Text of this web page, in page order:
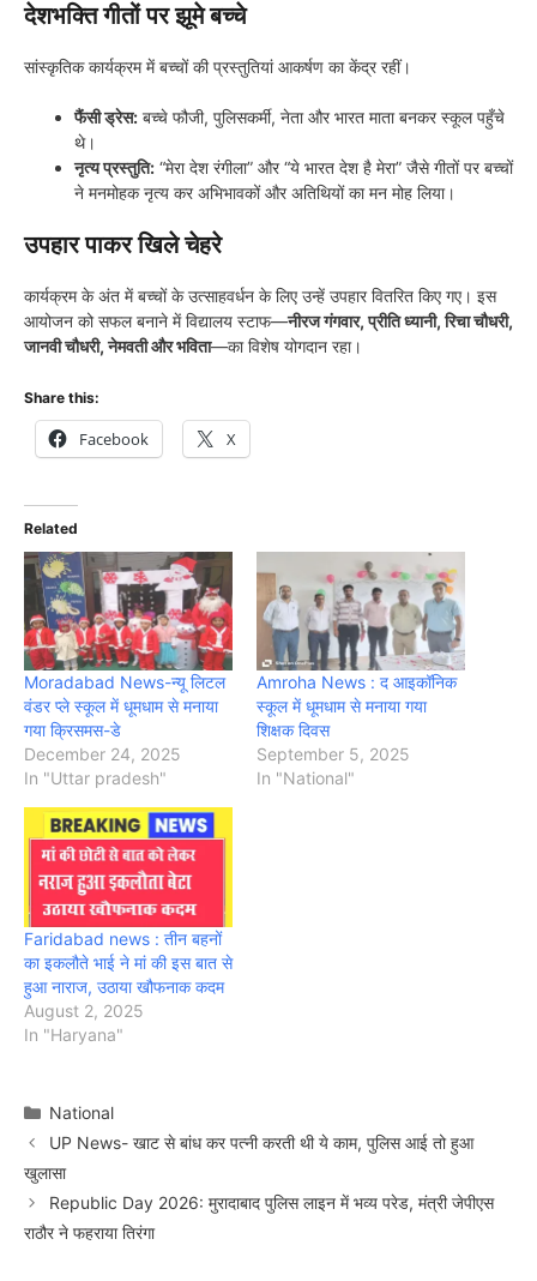
देशभक्ति गीतों पर झूमे बच्चे
​सांस्कृतिक कार्यक्रम में बच्चों की प्रस्तुतियां आकर्षण का केंद्र रहीं।
फैंसी ड्रेस: बच्चे फौजी, पुलिसकर्मी, नेता और भारत माता बनकर स्कूल पहुँचे
थे।
नृत्य प्रस्तुति: “मेरा देश रंगीला” और “ये भारत देश है मेरा” जैसे गीतों पर बच्चों
ने मनमोहक नृत्य कर अभिभावकों और अतिथियों का मन मोह लिया।
उपहार पाकर खिले चेहरे
​कार्यक्रम के अंत में बच्चों के उत्साहवर्धन के लिए उन्हें उपहार वितरित किए गए। इस
आयोजन को सफल बनाने में विद्यालय स्टाफ—नीरज गंगवार, प्रीति ध्यानी, रिचा चौधरी,
जानवी चौधरी, नेमवती और भविता—का विशेष योगदान रहा।
Share this:
Facebook X
Related
Moradabad News-न्यू लिटल
वंडर प्ले स्कूल में धूमधाम से मनाया
गया क्रिसमस-डे
December 24, 2025
In "Uttar pradesh"
Amroha News : द आइकॉनिक
स्कूल में धूमधाम से मनाया गया
शिक्षक दिवस
September 5, 2025
In "National"
Faridabad news : तीन बहनों
का इकलौते भाई ने मां की इस बात से
हुआ नाराज, उठाया खौफनाक कदम
August 2, 2025
In "Haryana"
Categories
National
UP News- खाट से बांध कर पत्नी करती थी ये काम, पुलिस आई तो हुआ
खुलासा
Republic Day 2026: मुरादाबाद पुलिस लाइन में भव्य परेड, मंत्री जेपीएस
राठौर ने फहराया तिरंगा